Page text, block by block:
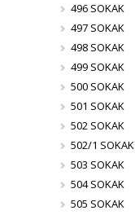
496 SOKAK
497 SOKAK
498 SOKAK
499 SOKAK
500 SOKAK
501 SOKAK
502 SOKAK
502/1 SOKAK
503 SOKAK
504 SOKAK
505 SOKAK